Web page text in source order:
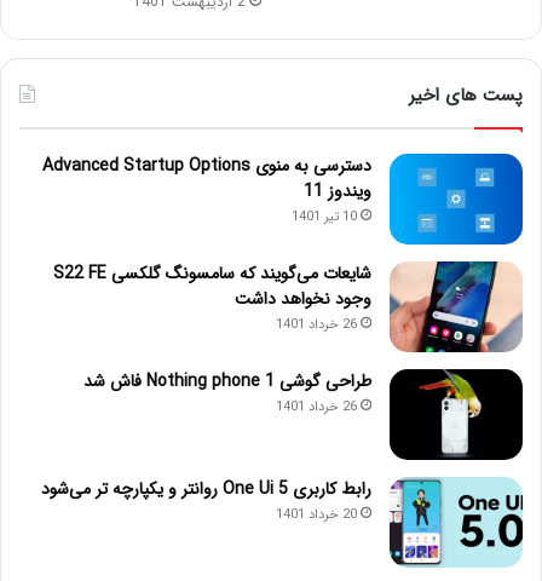
پست های اخیر
دسترسی به منوی Advanced Startup Options
ویندوز 11
10 تیر 1401
شایعات می‌گویند که سامسونگ گلکسی S22 FE
وجود نخواهد داشت
26 خرداد 1401
طراحی گوشی Nothing phone 1 فاش شد
26 خرداد 1401
رابط کاربری One Ui 5 روانتر و یکپارچه تر می‌شود
20 خرداد 1401